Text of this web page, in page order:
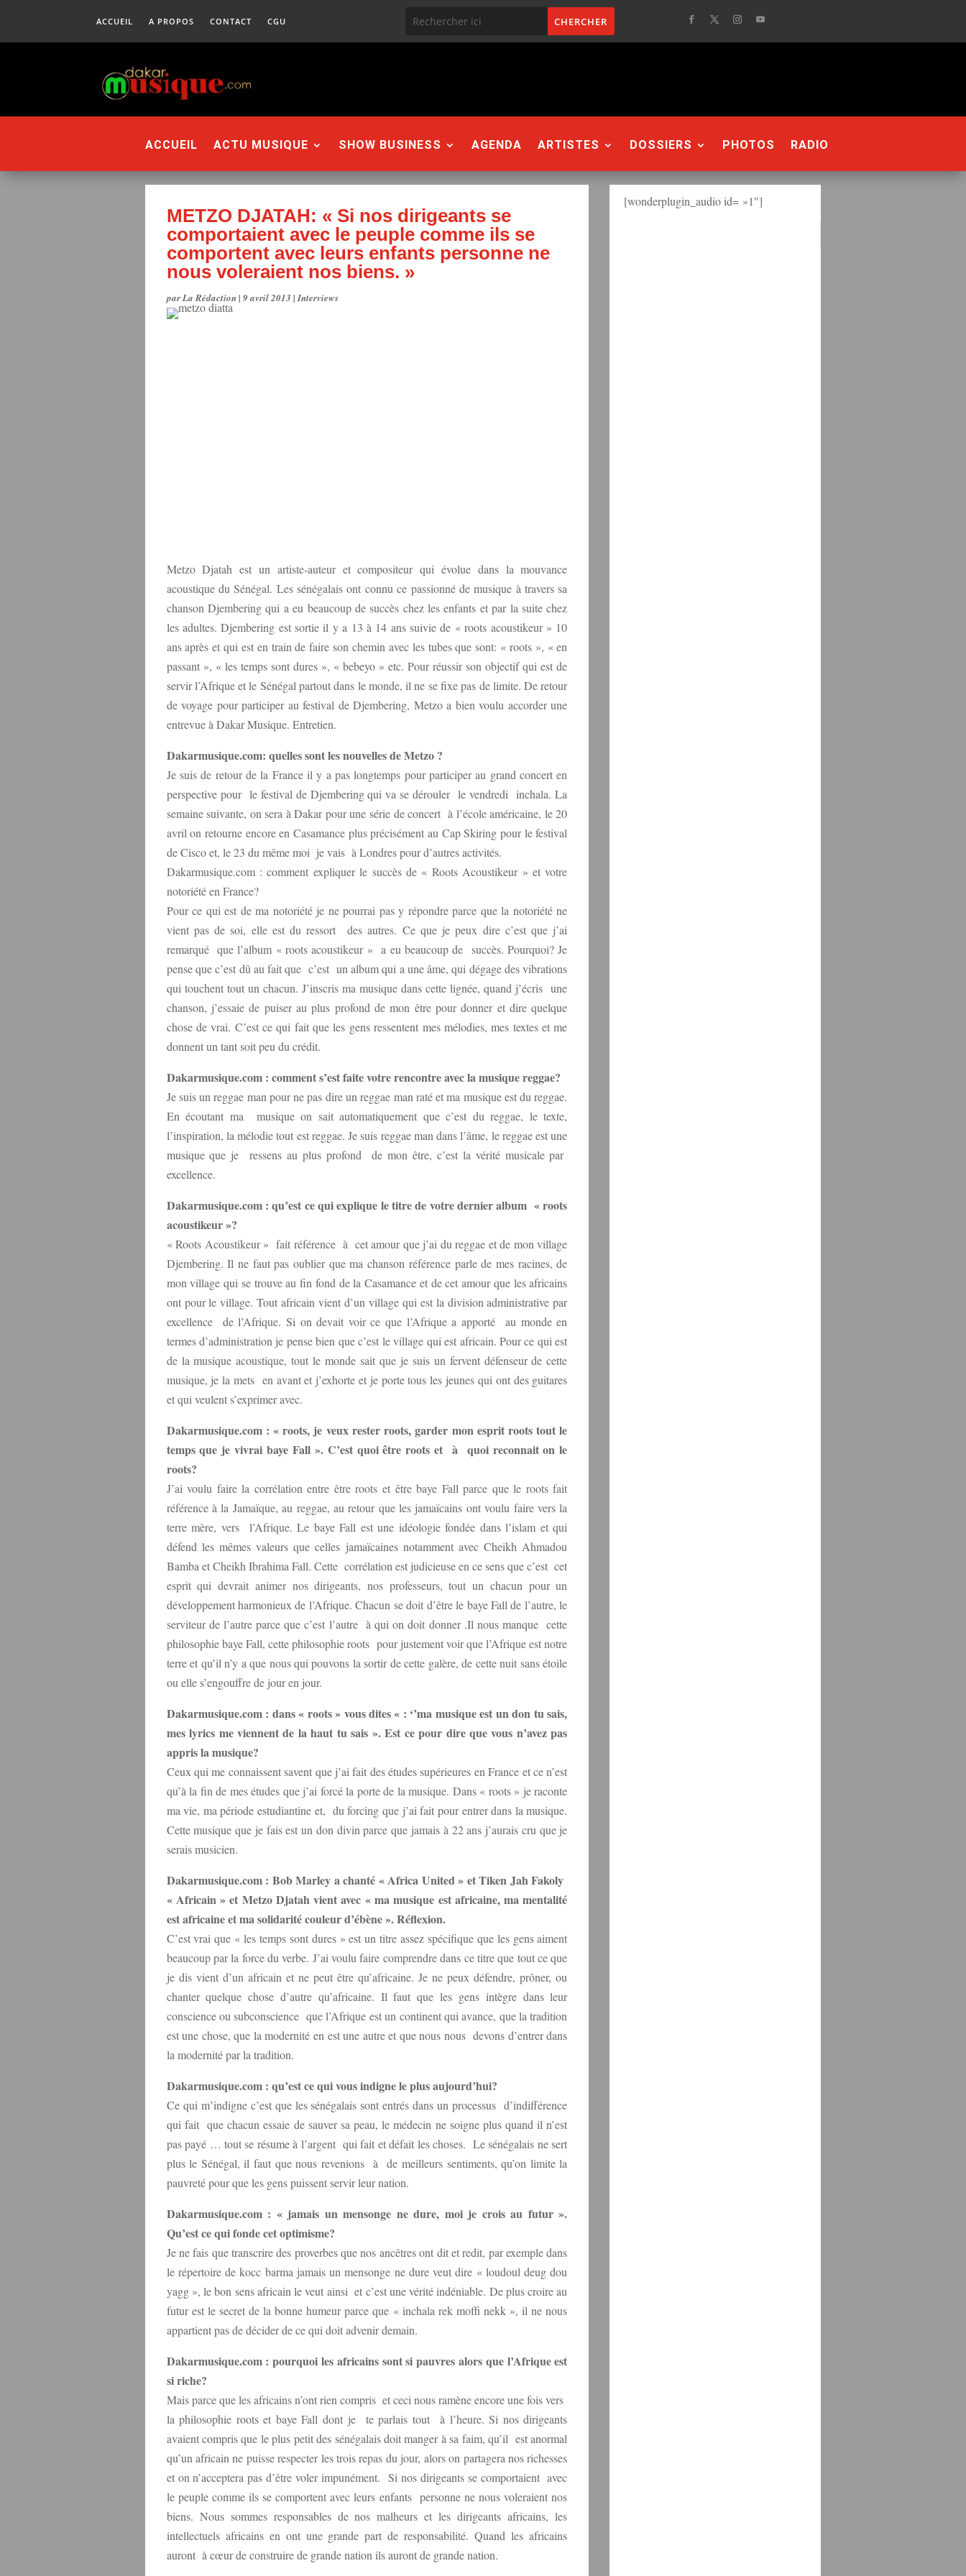
ACCUEIL A PROPOS CONTACT CGU
ACCUEIL ACTU MUSIQUE SHOW BUSINESS AGENDA ARTISTES DOSSIERS PHOTOS RADIO
METZO DJATAH: « Si nos dirigeants se
comportaient avec le peuple comme ils se
comportent avec leurs enfants personne ne
nous voleraient nos biens. »
parLa Rédaction| 9 avril 2013 |Interviews
Metzo Djatah est un artiste-auteur et compositeur qui évolue dans la mouvance
acoustique du Sénégal. Les sénégalais ont connu ce passionné de musique à travers sa
chanson Djembering qui a eu beaucoup de succès chez les enfants et par la suite chez
les adultes. Djembering est sortie il y a 13 à 14 ans suivie de « roots acoustikeur » 10
ans après et qui est en train de faire son chemin avec les tubes que sont: « roots », « en
passant », « les temps sont dures », « bebeyo » etc. Pour réussir son objectif qui est de
servir l’Afrique et le Sénégal partout dans le monde, il ne se fixe pas de limite. De retour
de voyage pour participer au festival de Djembering, Metzo a bien voulu accorder une
entrevue à Dakar Musique. Entretien.
Dakarmusique.com: quelles sont les nouvelles de Metzo ?
Je suis de retour de la France il y a pas longtemps pour participer au grand concert en
perspective pour le festival de Djembering qui va se dérouler le vendredi inchala. La
semaine suivante, on sera à Dakar pour une série de concert à l’école américaine, le 20
avril on retourne encore en Casamance plus précisément au Cap Skiring pour le festival
de Cisco et, le 23 du même moi je vais à Londres pour d’autres activités.
Dakarmusique.com : comment expliquer le succès de « Roots Acoustikeur » et votre
notoriété en France?
Pour ce qui est de ma notoriété je ne pourrai pas y répondre parce que la notoriété ne
vient pas de soi, elle est du ressort des autres. Ce que je peux dire c’est que j’ai
remarqué que l’album « roots acoustikeur » a eu beaucoup de succès. Pourquoi? Je
pense que c’est dû au fait que c’est un album qui a une âme, qui dégage des vibrations
qui touchent tout un chacun. J’inscris ma musique dans cette lignée, quand j’écris une
chanson, j’essaie de puiser au plus profond de mon être pour donner et dire quelque
chose de vrai. C’est ce qui fait que les gens ressentent mes mélodies, mes textes et me
donnent un tant soit peu du crédit.
Dakarmusique.com : comment s’est faite votre rencontre avec la musique reggae?
Je suis un reggae man pour ne pas dire un reggae man raté et ma musique est du reggae.
En écoutant ma musique on sait automatiquement que c’est du reggae, le texte,
l’inspiration, la mélodie tout est reggae. Je suis reggae man dans l’âme, le reggae est une
musique que je ressens au plus profond de mon être, c’est la vérité musicale par
excellence.
Dakarmusique.com : qu’est ce qui explique le titre de votre dernier album « roots
acoustikeur »?
« Roots Acoustikeur » fait référence à cet amour que j’ai du reggae et de mon village
Djembering. Il ne faut pas oublier que ma chanson référence parle de mes racines, de
mon village qui se trouve au fin fond de la Casamance et de cet amour que les africains
ont pour le village. Tout africain vient d’un village qui est la division administrative par
excellence de l’Afrique. Si on devait voir ce que l’Afrique a apporté au monde en
termes d’administration je pense bien que c’est le village qui est africain. Pour ce qui est
de la musique acoustique, tout le monde sait que je suis un fervent défenseur de cette
musique, je la mets en avant et j’exhorte et je porte tous les jeunes qui ont des guitares
et qui veulent s’exprimer avec.
Dakarmusique.com : « roots, je veux rester roots, garder mon esprit roots tout le
temps que je vivrai baye Fall ». C’est quoi être roots et à quoi reconnait on le
roots?
J’ai voulu faire la corrélation entre être roots et être baye Fall parce que le roots fait
référence à la Jamaïque, au reggae, au retour que les jamaïcains ont voulu faire vers la
terre mère, vers l’Afrique. Le baye Fall est une idéologie fondée dans l’islam et qui
défend les mêmes valeurs que celles jamaïcaines notamment avec Cheikh Ahmadou
Bamba et Cheikh Ibrahima Fall. Cette corrélation est judicieuse en ce sens que c’est cet
esprit qui devrait animer nos dirigeants, nos professeurs, tout un chacun pour un
développement harmonieux de l’Afrique. Chacun se doit d’être le baye Fall de l’autre, le
serviteur de l’autre parce que c’est l’autre à qui on doit donner .Il nous manque cette
philosophie baye Fall, cette philosophie roots pour justement voir que l’Afrique est notre
terre et qu’il n’y a que nous qui pouvons la sortir de cette galère, de cette nuit sans étoile
ou elle s’engouffre de jour en jour.
Dakarmusique.com : dans « roots » vous dites « : ‘’ma musique est un don tu sais,
mes lyrics me viennent de la haut tu sais ». Est ce pour dire que vous n’avez pas
appris la musique?
Ceux qui me connaissent savent que j’ai fait des études supérieures en France et ce n’est
qu’à la fin de mes études que j’ai forcé la porte de la musique. Dans « roots » je raconte
ma vie, ma période estudiantine et, du forcing que j’ai fait pour entrer dans la musique.
Cette musique que je fais est un don divin parce que jamais à 22 ans j’aurais cru que je
serais musicien.
Dakarmusique.com : Bob Marley a chanté « Africa United » et Tiken Jah Fakoly
« Africain » et Metzo Djatah vient avec « ma musique est africaine, ma mentalité
est africaine et ma solidarité couleur d’ébène ». Réflexion.
C’est vrai que « les temps sont dures » est un titre assez spécifique que les gens aiment
beaucoup par la force du verbe. J’ai voulu faire comprendre dans ce titre que tout ce que
je dis vient d’un africain et ne peut être qu’africaine. Je ne peux défendre, prôner, ou
chanter quelque chose d’autre qu’africaine. Il faut que les gens intègre dans leur
conscience ou subconscience que l’Afrique est un continent qui avance, que la tradition
est une chose, que la modernité en est une autre et que nous nous devons d’entrer dans
la modernité par la tradition.
Dakarmusique.com : qu’est ce qui vous indigne le plus aujourd’hui?
Ce qui m’indigne c’est que les sénégalais sont entrés dans un processus d’indifférence
qui fait que chacun essaie de sauver sa peau, le médecin ne soigne plus quand il n’est
pas payé … tout se résume à l’argent qui fait et défait les choses. Le sénégalais ne sert
plus le Sénégal, il faut que nous revenions à de meilleurs sentiments, qu’on limite la
pauvreté pour que les gens puissent servir leur nation.
Dakarmusique.com : « jamais un mensonge ne dure, moi je crois au futur ».
Qu’est ce qui fonde cet optimisme?
Je ne fais que transcrire des proverbes que nos ancêtres ont dit et redit, par exemple dans
le répertoire de kocc barma jamais un mensonge ne dure veut dire « loudoul deug dou
yagg », le bon sens africain le veut ainsi et c’est une vérité indéniable. De plus croire au
futur est le secret de la bonne humeur parce que « inchala rek moffi nekk », il ne nous
appartient pas de décider de ce qui doit advenir demain.
Dakarmusique.com : pourquoi les africains sont si pauvres alors que l’Afrique est
si riche?
Mais parce que les africains n’ont rien compris et ceci nous ramène encore une fois vers
la philosophie roots et baye Fall dont je te parlais tout à l’heure. Si nos dirigeants
avaient compris que le plus petit des sénégalais doit manger à sa faim, qu’il est anormal
qu’un africain ne puisse respecter les trois repas du jour, alors on partagera nos richesses
et on n’acceptera pas d’être voler impunément. Si nos dirigeants se comportaient avec
le peuple comme ils se comportent avec leurs enfants personne ne nous voleraient nos
biens. Nous sommes responsables de nos malheurs et les dirigeants africains, les
intellectuels africains en ont une grande part de responsabilité. Quand les africains
auront à cœur de construire de grande nation ils auront de grande nation.
[wonderplugin_audio id= »1″]